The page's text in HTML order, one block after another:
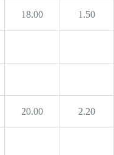
18.00 1.50
20.00 2.20